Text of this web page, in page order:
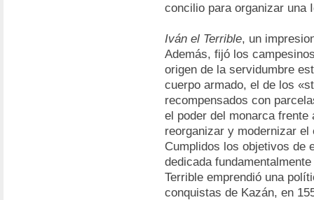
concilio para organizar una
Iván el Terrible, un
Además, fijó los
origen de la servidumbre
cuerpo armado, el de los
recompensados con
el poder del monarca
reorganizar y modernizar el
Cumplidos los objetivos de
dedicada
Terrible emprendió una
conquistas de Kazán, en